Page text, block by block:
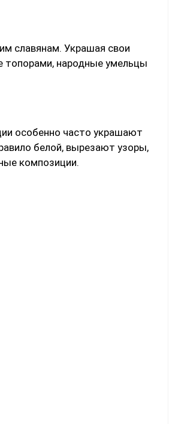
славянам. Украшая свои
народные умельцы
особенно часто украшают
белой, вырезают узоры,
композиции.